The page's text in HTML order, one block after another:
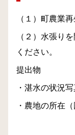
（１）町農業
（２）水張り
ください。
提出物
・湛水の状況
・農地の所在